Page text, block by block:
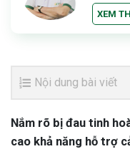
XEM
Nội dung bài viết
Nắm rõ bị đau tinh
cao khả năng hỗ trợ